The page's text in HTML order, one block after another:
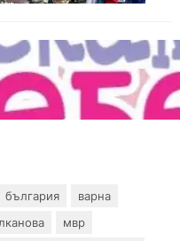
под въпрос? „Искам
прехвърлянето на
българия
варна
мвр